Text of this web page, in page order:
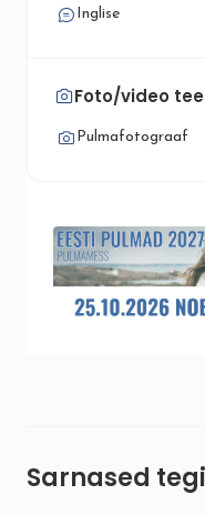
Inglise
Foto/video
Pulmafotograaf
Sarnased